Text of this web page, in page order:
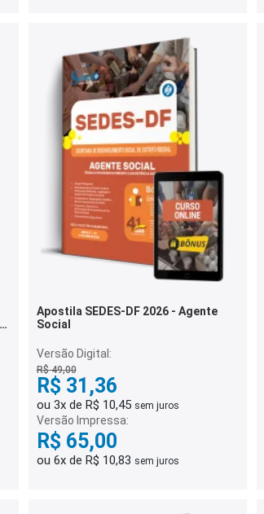
Apostila SEDES-DF 2026 - Agente
Social
Versão Digital:
R$ 49,00
R$ 31,36
ou 3x de R$ 10,45 sem juros
Versão Impressa:
R$ 65,00
ou 6x de R$ 10,83 sem juros